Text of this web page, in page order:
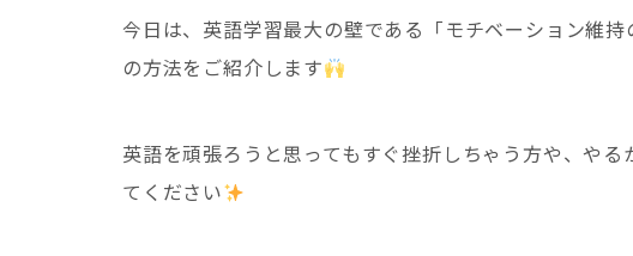
今日は、英語学習最大の壁である「モチベーション維
の方法をご紹介します
英語を頑張ろうと思ってもすぐ挫折しちゃう方や、や
てください